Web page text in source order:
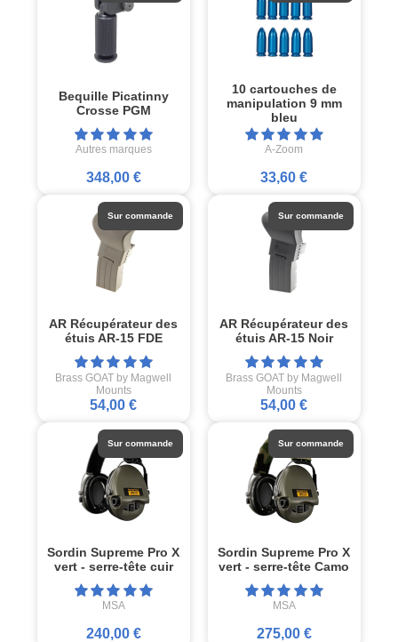
Bequille Picatinny
Crosse PGM
Autres marques
348,00 €
10 cartouches de
manipulation 9 mm
bleu
A-Zoom
33,60 €
AR Récupérateur des
étuis AR-15 FDE
Brass GOAT by Magwell
Mounts
54,00 €
Sur commande
AR Récupérateur des
étuis AR-15 Noir
Brass GOAT by Magwell
Mounts
54,00 €
Sur commande
Sordin Supreme Pro X
vert - serre-tête cuir
MSA
240,00 €
Sur commande
Sordin Supreme Pro X
vert - serre-tête Camo
MSA
275,00 €
Sur commande